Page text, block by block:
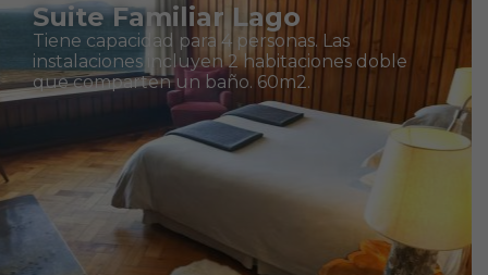
Suite Familiar Lago
Tiene capacidad para 4 personas. Las
instalaciones incluyen 2 habitaciones doble
que comparten un baño. 60m2.